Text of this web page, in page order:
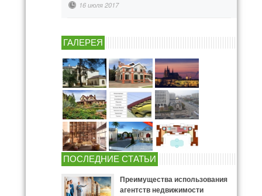
16 июля 2017
ГАЛЕРЕЯ
ПОСЛЕДНИЕ СТАТЬИ
Преимущества использования
агентств недвижимости